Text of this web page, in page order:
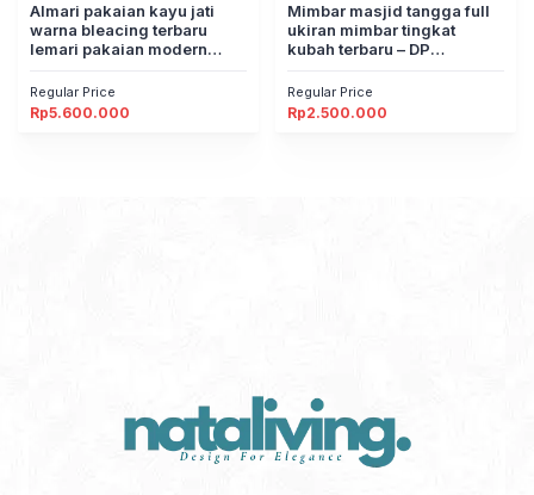
Tangga
Almari pakaian kayu jati
warna bleacing terbaru
lemari pakaian modern
Regular Price
Rp5.600.000
Tangga
Mimbar masjid tangga full
ukiran mimbar tingkat
kubah terbaru – DP
Regular Price
Rp2.500.000